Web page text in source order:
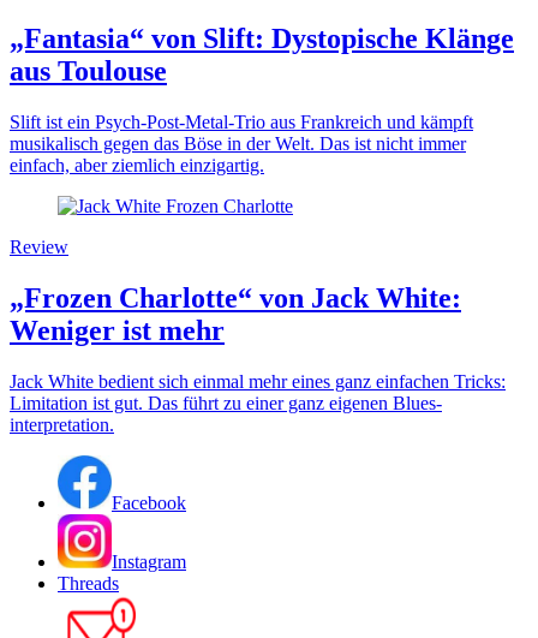
„Fantasia“ von Slift: Dystopische Klänge
aus Toulouse
Slift ist ein Psych-Post-Metal-Trio aus Frankreich und kämpft
musikalisch gegen das Böse in der Welt. Das ist nicht immer
einfach, aber ziemlich einzigartig.
Review
„Frozen Charlotte“ von Jack White:
Weniger ist mehr
Jack White bedient sich einmal mehr eines ganz einfachen Tricks:
Limitation ist gut. Das führt zu einer ganz eigenen Blues-
interpretation.
Facebook
Instagram
Threads